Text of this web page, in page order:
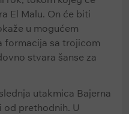
El Malu. On će biti
u mogućem
formacija sa trojicom
stvara šanse za
utakmica Bajerna
od prethodnih. U